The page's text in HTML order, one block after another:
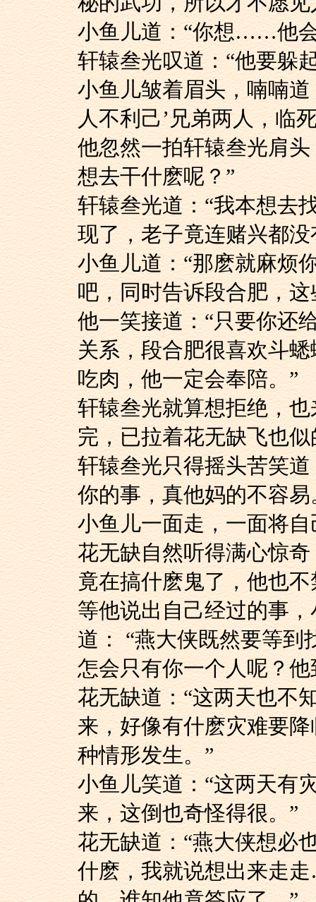
小鱼儿道：“你想……
轩辕叁光叹道：“他要
小鱼儿皱着眉头，喃
人不利己’兄弟两人，临
他忽然一拍轩辕叁光
想去干什麽呢？”
轩辕叁光道：“我本想
现了，老子竟连赌兴都没
小鱼儿道：“那麽就麻
吧，同时告诉段合肥，
他一笑接道：“只要你
关系，段合肥很喜欢斗
吃肉，他一定会奉陪。”
轩辕叁光就算想拒绝
完，已拉着花无缺飞也
轩辕叁光只得摇头苦
你的事，真他妈的不容易
小鱼儿一面走，一面
花无缺自然听得满心
竟在搞什麽鬼了，他也
等他说出自己经过的事
道： “燕大侠既然要等到
怎会只有你一个人呢？
花无缺道：“这两天也
来，好像有什麽灾难要
种情形发生。”
小鱼儿笑道：“这两天
来，这倒也奇怪得很。”
花无缺道：“燕大侠想
什麽，我就说想出来走